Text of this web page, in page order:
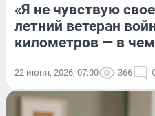
«Я не чувствую
летний ветеран
километров — в
22 июня, 2026, 07:00 366